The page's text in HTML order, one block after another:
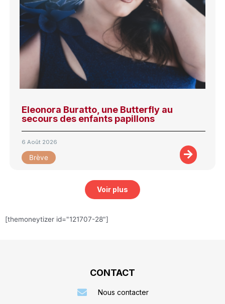
Eleonora Buratto, une Butterfly au
secours des enfants papillons
6 Août 2026
Brève
Voir plus
[themoneytizer id="121707-28"]
CONTACT
Nous contacter